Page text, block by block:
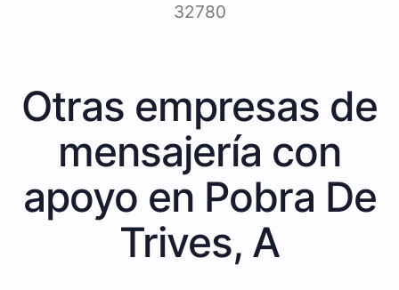
32780
Otras empresas de
mensajería con
apoyo en Pobra De
Trives, A